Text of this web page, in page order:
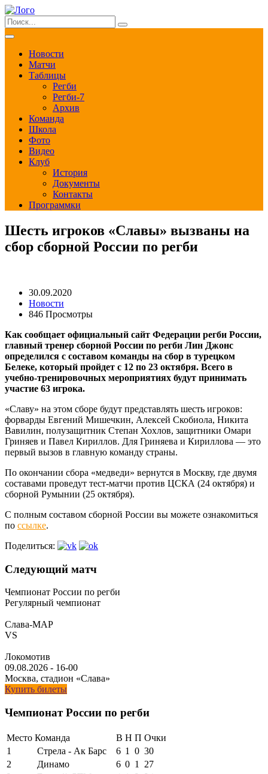
Новости
Матчи
Таблицы
Регби
Регби-7
Архив
Команда
Школа
Фото
Видео
Клуб
История
Документы
Контакты
Программки
Шесть игроков «Славы» вызваны на
сбор сборной России по регби
30.09.2020
Новости
846 Просмотры
Как сообщает официальный сайт Федерации регби России,
главный тренер сборной России по регби Лин Джонс
определился с составом команды на сбор в турецком
Белеке, который пройдет с 12 по 23 октября. Всего в
учебно-тренировочных мероприятиях будут принимать
участие 63 игрока.
«Славу» на этом сборе будут представлять шесть игроков:
форварды Евгений Мишечкин, Алексей Скобиола, Никита
Вавилин, полузащитник Степан Хохлов, защитники Омари
Гриняев и Павел Кириллов. Для Гриняева и Кириллова — это
первый вызов в главную команду страны.
По окончании сбора «медведи» вернутся в Москву, где двумя
составами проведут тест-матчи против ЦСКА (24 октября) и
сборной Румынии (25 октября).
С полным составом сборной России вы можете ознакомиться
по ссылке.
Поделиться:
Следующий матч
Чемпионат России по регби
Регулярный чемпионат
Слава-МАР
VS
Локомотив
09.08.2026 - 16-00
Москва, стадион «Слава»
Купить билеты
Чемпионат России по регби
Место Команда В Н П Очки
1
Стрела - Ак Барс 6 1 0 30
2
Динамо 6 0 1
27